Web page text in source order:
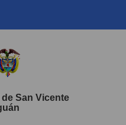
San Vicente